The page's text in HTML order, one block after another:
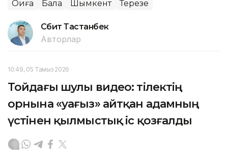
Оқиға Бала Шымкент Терезе
Сәбит Тастанбек
Авторлар
10:49, 05 Тамыз 2026
Тойдағы шулы видео: тілектің
орнына «уағыз» айтқан адамның
үстінен қылмыстық іс қозғалды